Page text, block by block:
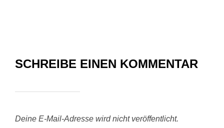
SCHREIBE EINEN KOMMENTAR
Deine E-Mail-Adresse wird nicht veröffentlicht.